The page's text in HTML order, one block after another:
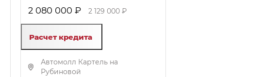
2 080 000 ₽ 2 129 000 ₽
Расчет кредита
Автомолл Картель на
Рубиновой